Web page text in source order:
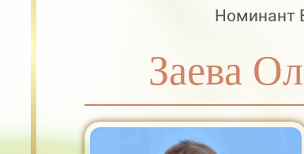
Номинант
Заева